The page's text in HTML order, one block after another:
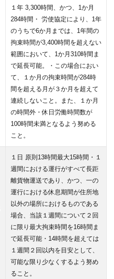
１年 3,300時間、かつ、1か月
284時間・ 労使協定により、1年
のうちで6か月までは、1年間の
拘束時間が3,400時間を超えない
範囲において、1か月310時間ま
で延長可能。・この場合におい
て、１か月の拘束時間が284時
間を超える月が３か月を超えて
連続しないこと。また、１か月
の時間外・休日労働時間数が
100時間未満となるよう努める
こと。
１日 原則13時間最大15時間・１
週間における運行がすべて長距
離貨物運送であり、かつ、一の
運行における休息期間が住所地
以外の場所におけるものである
場合、当該１週間について２回
に限り最大拘束時間を16時間ま
で延長可能・14時間を超えては
１週間２回以内を目安として、
可能な限り少なくするよう努め
ること。